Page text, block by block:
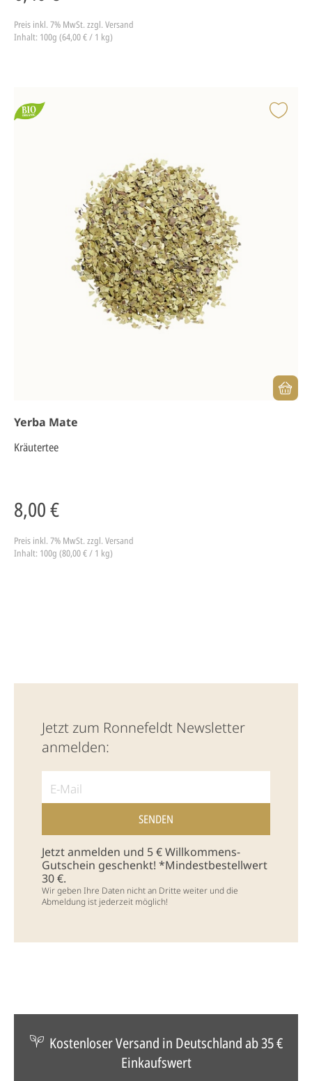
Preis inkl. 7% MwSt. zzgl. Versand
Inhalt: 100g (64,00 € / 1 kg)
Yerba Mate
Kräutertee
8,00 €
Preis inkl. 7% MwSt. zzgl. Versand
Inhalt: 100g (80,00 € / 1 kg)
Jetzt zum Ronnefeldt Newsletter
anmelden:
Jetzt anmelden und 5 € Willkommens-
Gutschein geschenkt! *Mindestbestellwert
30 €.
Wir geben Ihre Daten nicht an Dritte weiter und die
Abmeldung ist jederzeit möglich!
Kostenloser Versand in Deutschland ab 35 €
Einkaufswert